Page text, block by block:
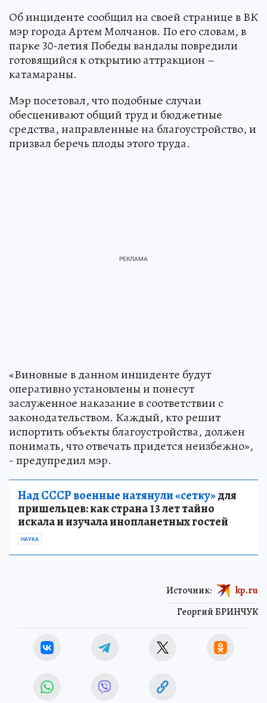
Об инциденте сообщил на своей странице в ВК
мэр города Артем Молчанов. По его словам, в
парке 30-летия Победы вандалы повредили
готовящийся к открытию аттракцион –
катамараны.
Мэр посетовал, что подобные случаи
обесценивают общий труд и бюджетные
средства, направленные на благоустройство, и
призвал беречь плоды этого труда.
«Виновные в данном инциденте будут
оперативно установлены и понесут
заслуженное наказание в соответствии с
законодательством. Каждый, кто решит
испортить объекты благоустройства, должен
понимать, что отвечать придется неизбежно»,
- предупредил мэр.
Над СССР военные натянули «сетку»для
пришельцев: как страна 13 лет тайно
искала и изучала инопланетных гостей
НАУКА
Георгий БРИНЧУК
Источник: kp.ru